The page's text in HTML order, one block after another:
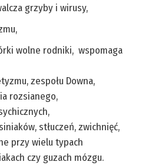
grzyby i wirusy,
wolne rodniki, wspomaga
zespołu Downa,
rozsianego,
stłuczeń, zwichnięć,
przy wielu typach
czy guzach mózgu.